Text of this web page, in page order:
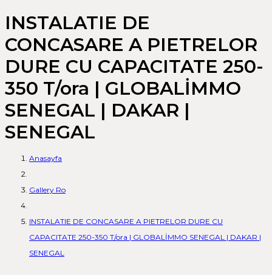
INSTALATIE DE
CONCASARE A PIETRELOR
DURE CU CAPACITATE 250-
350 T/ora | GLOBALİMMO
SENEGAL | DAKAR |
SENEGAL
Anasayfa
Gallery Ro
INSTALATIE DE CONCASARE A PIETRELOR DURE CU
CAPACITATE 250-350 T/ora | GLOBALİMMO SENEGAL | DAKAR |
SENEGAL